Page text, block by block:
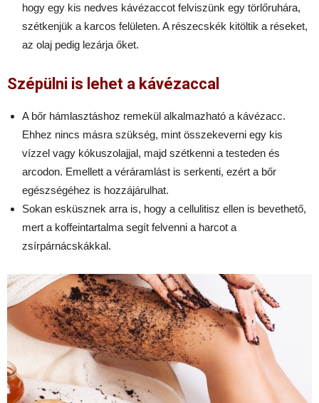
hogy egy kis nedves kávézaccot felviszünk egy törlőruhára,
szétkenjük a karcos felületen. A részecskék kitöltik a réseket,
az olaj pedig lezárja őket.
Szépülni is lehet a kávézaccal
A bőr hámlasztáshoz remekül alkalmazható a kávézacc.
Ehhez nincs másra szükség, mint összekeverni egy kis
vízzel vagy kókuszolajjal, majd szétkenni a testeden és
arcodon. Emellett a véráramlást is serkenti, ezért a bőr
egészségéhez is hozzájárulhat.
Sokan esküsznek arra is, hogy a cellulitisz ellen is bevethető,
mert a koffeintartalma segít felvenni a harcot a
zsírpárnácskákkal.